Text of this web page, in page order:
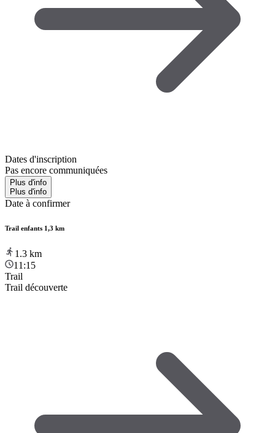
Dates d'inscription
Pas encore communiquées
Plus d'info
Plus d'info
Date à confirmer
Trail enfants 1,3 km
1.3 km
11:15
Trail
Trail découverte